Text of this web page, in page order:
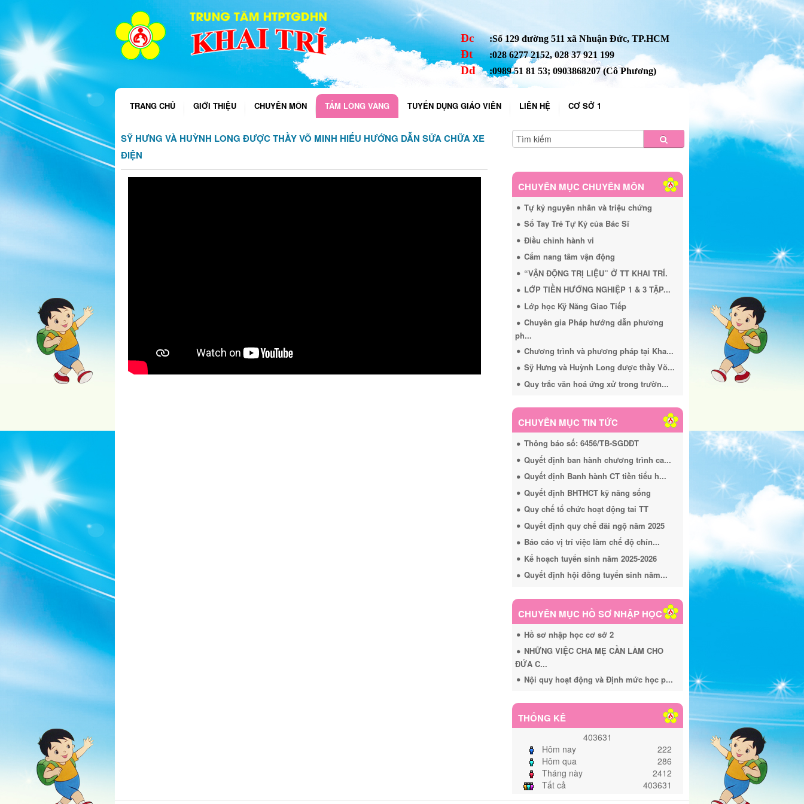
Đc :Số 129 đường 511 xã Nhuận Đức, TP.HCM
Đt :028 6277 2152, 028 37 921 199
Dđ :0989 51 81 53; 0903868207 (Cô Phương)
TRANG CHỦ GIỚI THIỆU CHUYÊN MÔN TẤM LÒNG VÀNG TUYỂN DỤNG GIÁO VIÊN LIÊN HỆ CƠ SỞ 1
SỸ HƯNG VÀ HUỲNH LONG ĐƯỢC THẦY VÕ MINH HIẾU HƯỚNG DẪN SỬA CHỮA XE
ĐIỆN
CHUYÊN MỤC CHUYÊN MÔN
Tự kỷ nguyên nhân và triệu chứng
Sổ Tay Trẻ Tự Kỷ của Bác Sĩ
Điều chỉnh hành vi
Cẩm nang tâm vận động
“VẬN ĐỘNG TRỊ LIỆU” Ở TT KHAI TRÍ.
LỚP TIỀN HƯỚNG NGHIỆP 1 & 3 TẬP...
Lớp học Kỹ Năng Giao Tiếp
Chuyên gia Pháp hướng dẫn phương
ph...
Chương trình và phương pháp tại Kha...
Sỹ Hưng và Huỳnh Long được thầy Võ...
Quy trắc văn hoá ứng xử trong trườn...
CHUYÊN MỤC TIN TỨC
Thông báo số: 6456/TB-SGDĐT
Quyết định ban hành chương trình ca...
Quyết định Banh hành CT tiền tiểu h...
Quyết định BHTHCT kỹ năng sống
Quy chế tổ chức hoạt động tai TT
Quyết định quy chế đãi ngộ năm 2025
Báo cáo vị trí việc làm chế độ chín...
Kế hoạch tuyển sinh năm 2025-2026
Quyết định hội đồng tuyển sinh năm...
CHUYÊN MỤC HỒ SƠ NHẬP HỌC
Hồ sơ nhập học cơ sở 2
NHỮNG VIỆC CHA MẸ CẦN LÀM CHO
ĐỨA C...
Nội quy hoạt động và Định mức học p...
THỐNG KÊ
403631
Hôm nay
222
Hôm qua
286
Tháng này
2412
Tất cả
403631